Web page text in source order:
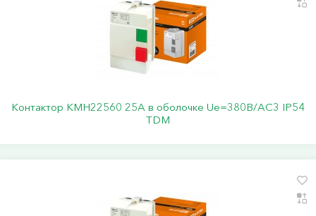
Контактор КМН22560 25А в оболочке Ue=380В/АС3 IP54
TDM